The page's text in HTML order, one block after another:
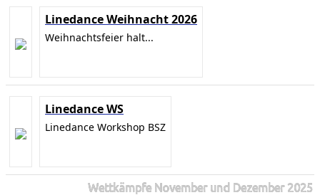
Linedance Weihnacht 2026
Weihnachtsfeier halt...
Linedance WS
Linedance Workshop BSZ
Wettkämpfe November und Dezember 2025